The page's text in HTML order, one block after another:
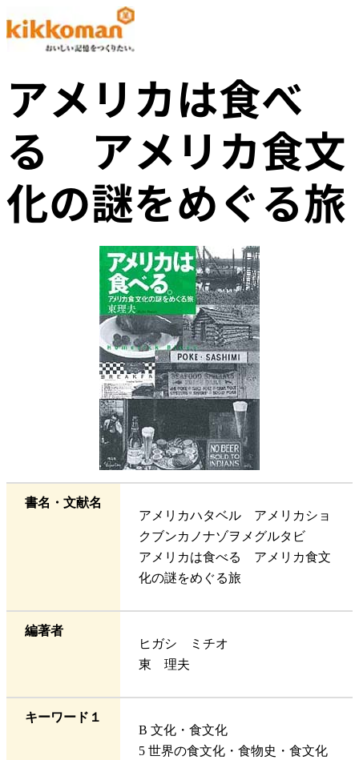
アメリカは食べ
る アメリカ食文
化の謎をめぐる旅
書名・文献名
アメリカハタベル アメリカショ
クブンカノナゾヲメグルタビ
アメリカは食べる アメリカ食文
化の謎をめぐる旅
編著者
ヒガシ ミチオ
東 理夫
キーワード１
B 文化・食文化
5 世界の食文化・食物史・食文化